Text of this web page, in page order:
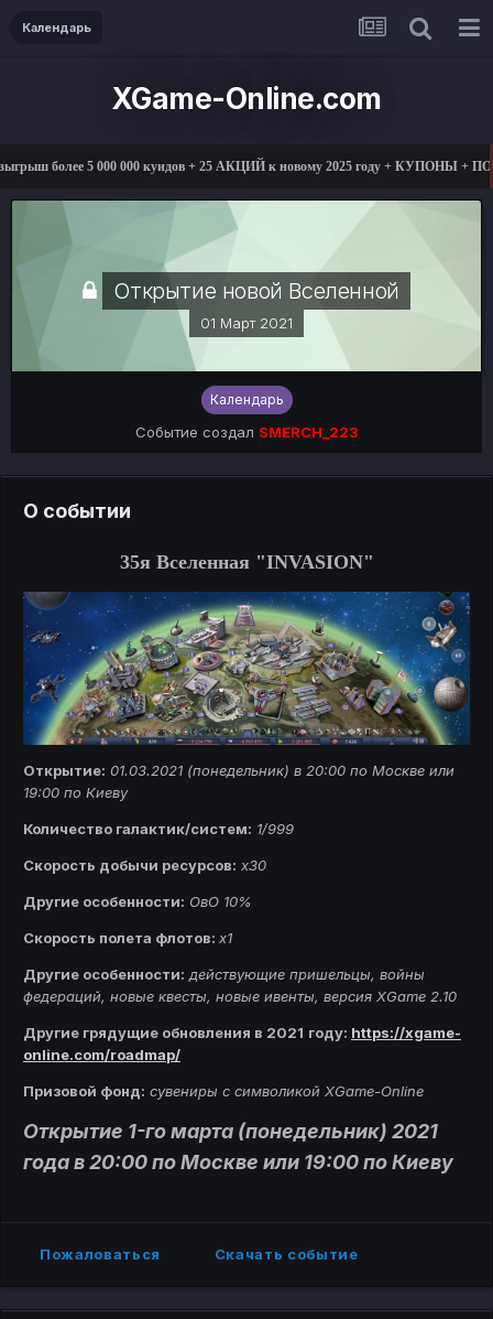
Календарь
XGame-Online.com
куидов + 25 АКЦИЙ к новому 2025 году + КУПОНЫ + ПОДАРКИ
Открытие новой Вселенной
01 Март 2021
Календарь
Событие создал SMERCH_223
О событии
35я Вселенная "INVASION"
Открытие: 01.03.2021 (понедельник) в 20:00 по Москве или
19:00 по Киеву
Количество галактик/систем: 1/999
Скорость добычи ресурсов: х30
Другие особенности: ОвО 10%
Скорость полета флотов: x1
Другие особенности: действующие пришельцы, войны
федераций, новые квесты, новые ивенты, версия XGame 2.10
Другие грядущие обновления в 2021 году: https://xgame-
online.com/roadmap/
Призовой фонд: сувениры с символикой XGame-Online
Открытие 1-го марта (понедельник) 2021
года в 20:00 по Москве или 19:00 по Киеву
Пожаловаться Скачать событие